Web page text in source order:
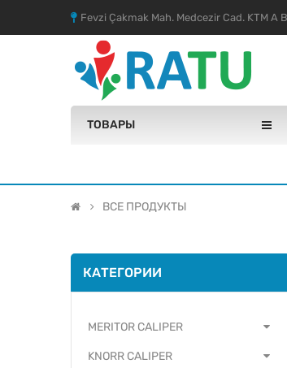
Fevzi Çakmak Mah. Medcezir Cad. KTM
ТОВАРЫ
ВСЕ ПРОДУКТЫ
КАТЕГОРИИ
MERITOR CALIPER
KNORR CALIPER